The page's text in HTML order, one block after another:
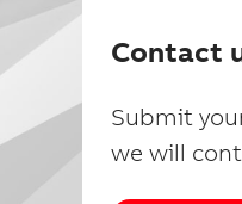
Contact
Submit
we will